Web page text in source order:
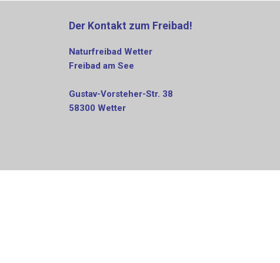
Der Kontakt zum Freibad!
Naturfreibad Wetter
Freibad am See
Gustav-Vorsteher-Str. 38
58300 Wetter